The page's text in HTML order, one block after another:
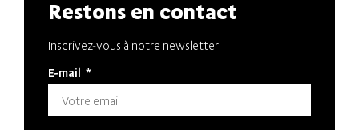
Restons en contact
Inscrivez-vous à notre newsletter
E-mail *